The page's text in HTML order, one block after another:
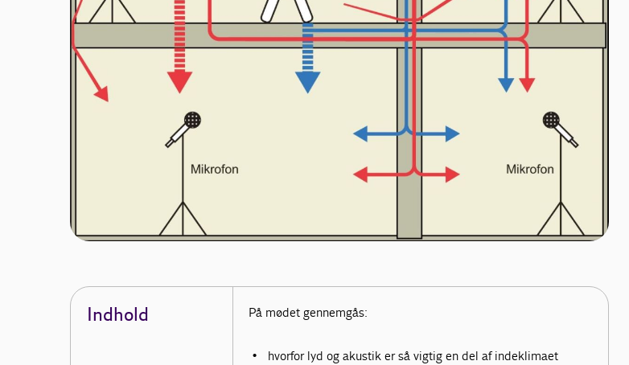
Indhold På mødet gennemgås:
hvorfor lyd og akustik er så vigtig en del af indeklimaet